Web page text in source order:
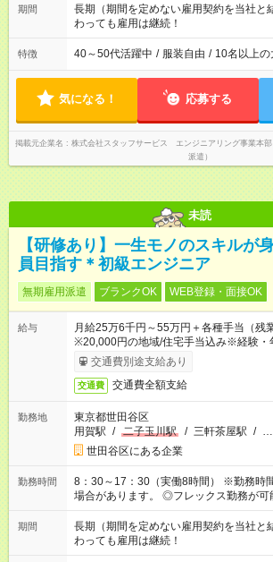
改革に全社をあげて取り組んでいます。
期間
長期（期間を定めない雇用契約を当社と
わっても雇用は継続！
特徴 40～50代活躍中 / 服装自由 / 10名以上
気になる！ 応募する
掲載元企業名
株式会社スタッフサービス エンジニアリング事業本
派遣）
未読
【研修あり】一生モノのスキルが
員目指す＊初級エンジニア
無期雇用派遣 ブランクOK WEB登録・面接OK
給与
月給25万6千円～55万円＋各種手当（残
※20,000円の地域/住宅手当込み※経験・
て加給・優遇します。★同一就業先で1
円の継続手当支給
交通費別途支給あり
交通費 交通費全額支給
勤務地
東京都世田谷区
用賀駅 / 二子玉川駅 / 三軒茶屋駅 / …
世田谷区にある企業
勤務時間
8：30～17：30（実働8時間） ※勤務時
場合があります。 ◎フレックス勤務が可能な就業先もありま
す。 ◎今よりもさらに働きやすい環境
改革に全社をあげて取り組んでいます。
期間
長期（期間を定めない雇用契約を当社と
わっても雇用は継続！